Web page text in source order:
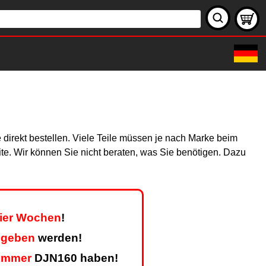
bestellen. Viele Teile müssen je nach Marke beim
Wir können Sie nicht beraten, was Sie benötigen. Dazu
Wochen!
werden!
DJN160 haben!